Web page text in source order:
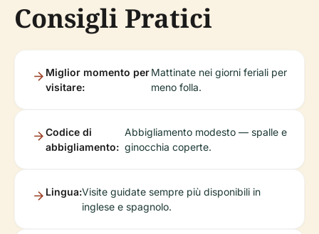
Consigli Pratici
Miglior momento per
visitare:
Mattinate nei giorni feriali per
meno folla.
Codice di
abbigliamento:
Abbigliamento modesto — spalle e
ginocchia coperte.
Lingua:Visite guidate sempre più disponibili in
inglese e spagnolo.